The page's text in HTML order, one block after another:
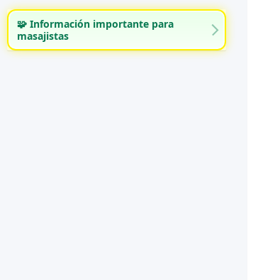
🧩 Información importante para
masajistas